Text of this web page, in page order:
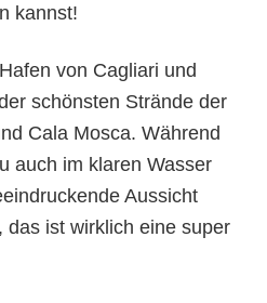
kannst!
von Cagliari und
schönsten Strände der
Cala Mosca. Während
auch im klaren Wasser
Aussicht
ist wirklich eine super